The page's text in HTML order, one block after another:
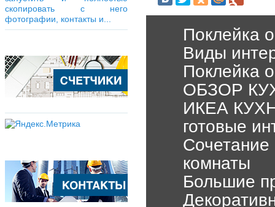
скопировать с него
фотографии, контакты и...
Поклейка
Виды
Поклейка
ОБЗОР
ИКЕА
готовые
Сочетание
комнаты
Большие